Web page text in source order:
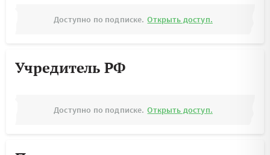
Доступно по подписке. Открыть доступ.
Учредитель РФ
Доступно по подписке. Открыть доступ.